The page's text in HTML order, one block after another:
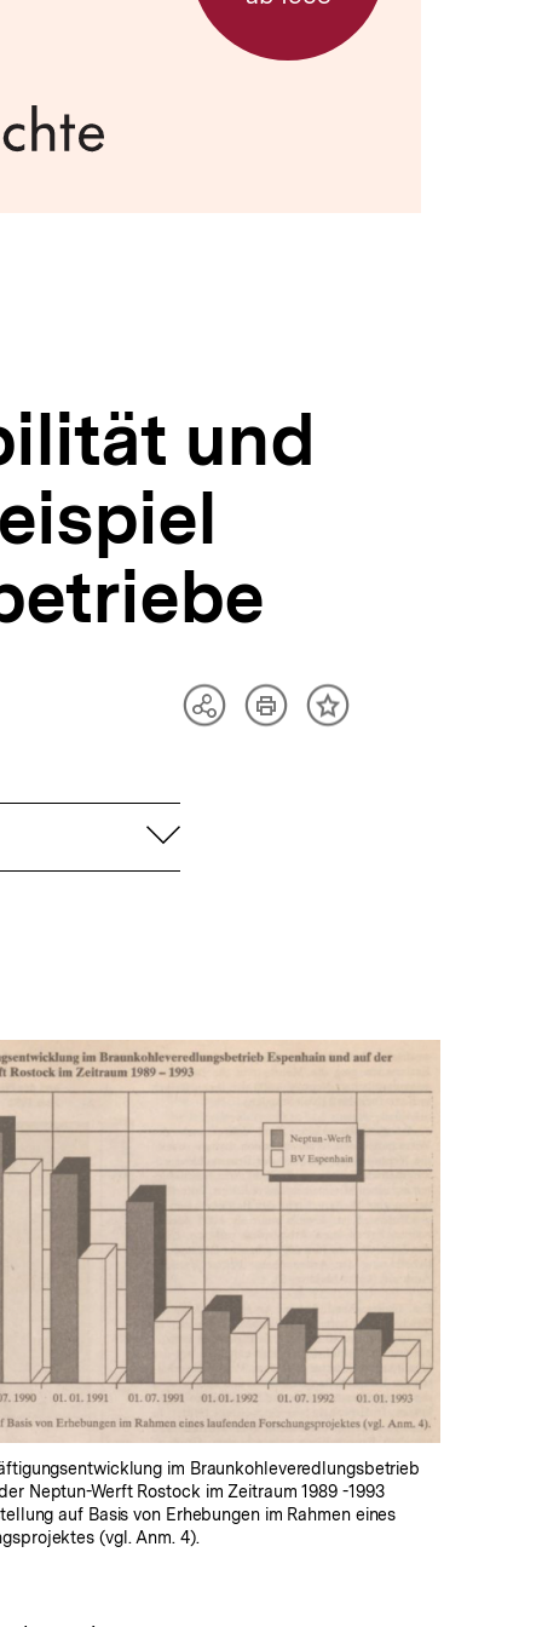
und
TeilenArtikelInhalt
aufklappen
öffnen
im Braunkohleveredlungsbetrieb
Neptun-Werft Rostock im Zeitraum 1989 -1993
auf Basis von Erhebungen im Rahmen eines
(vgl. Anm. 4).